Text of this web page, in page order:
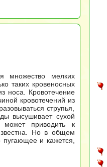
множество мелких
таких кровеносных
носа. Кровотечение
кровотечений из
струпья,
высушивает сухой
приводить к
Но в общем
пугающее и кажется,